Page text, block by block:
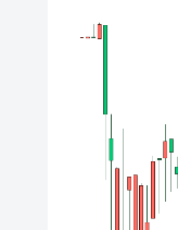
する差別
Fact1
Fact1
今